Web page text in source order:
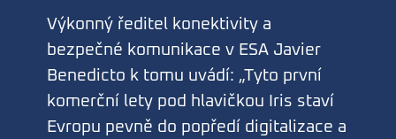
Výkonný ředitel konektivity a
bezpečné komunikace v ESA Javier
Benedicto k tomu uvádí: „Tyto první
komerční lety pod hlavičkou Iris staví
Evropu pevně do popředí digitalizace a